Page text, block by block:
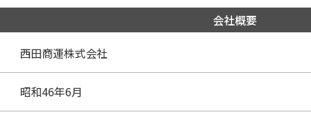
会社概要
西田商運株式会社
昭和46年6月